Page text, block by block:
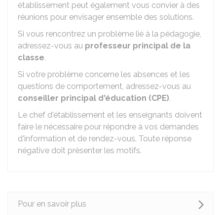
établissement peut également vous convier à des
réunions pour envisager ensemble des solutions.
Si vous rencontrez un problème lié à la pédagogie,
adressez-vous au professeur principal de la
classe.
Si votre problème concerne les absences et les
questions de comportement, adressez-vous au
conseiller principal d'éducation (CPE).
Le chef d'établissement et les enseignants doivent
faire le nécessaire pour répondre à vos demandes
d'information et de rendez-vous. Toute réponse
négative doit présenter les motifs.
Pour en savoir plus